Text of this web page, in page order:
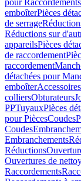
pour Raccordements
emboîterPièces
de serrage
Réductions sur
appareilsPièces
de raccordement
raccordement
détachées pour
emboîterAccessoires
colliersObturateurs
PPTuyauxPièces
pour PiècesCoudes
Coudes
Embranchements
Réductions
Ouvertures de
Raccordements